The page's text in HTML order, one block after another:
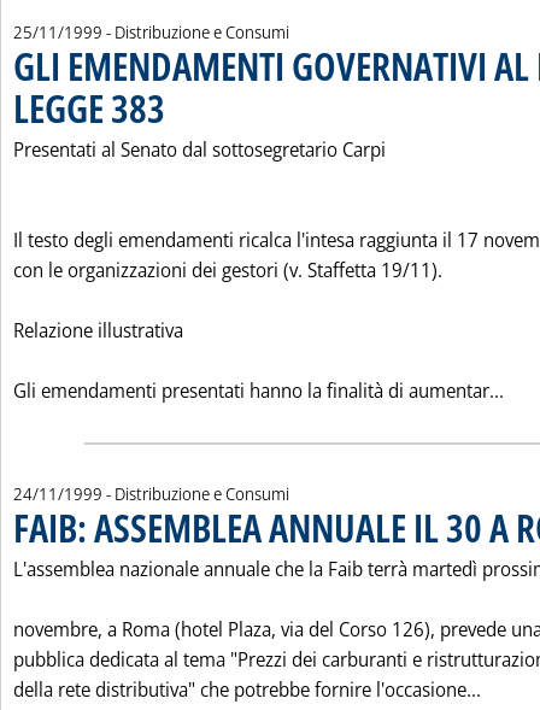
25/11/1999 - Distribuzione e Consumi
GLI EMENDAMENTI GOVERNATIVI AL
LEGGE 383
Presentati al Senato dal sottosegretario Carpi
Il testo degli emendamenti ricalca l'intesa raggiunta il 17
con le organizzazioni dei gestori (v. Staffetta 19/11).
Relazione illustrativa
Gli emendamenti presentati hanno la finalità di aumentar...
24/11/1999 - Distribuzione e Consumi
FAIB: ASSEMBLEA ANNUALE IL 30 A
L'assemblea nazionale annuale che la Faib terrà martedì
novembre, a Roma (hotel Plaza, via del Corso 126), prevede
pubblica dedicata al tema "Prezzi dei carburanti e
della rete distributiva" che potrebbe fornire l'occasione...